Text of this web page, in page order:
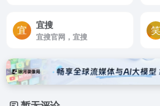
宜搜
宜搜官网，宜搜